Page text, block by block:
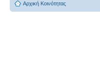
Αρχική Κοινότητας